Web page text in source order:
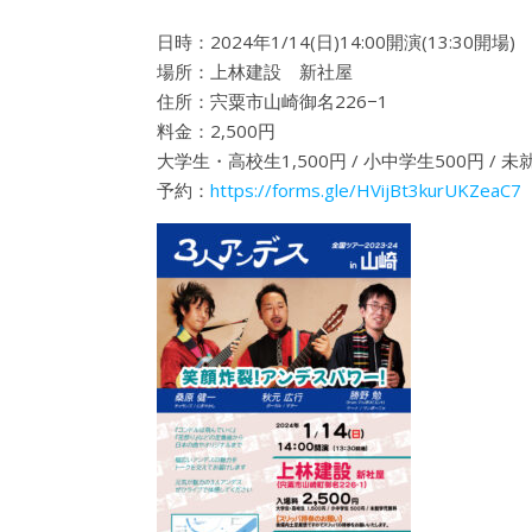
日時：2024年1/14(日)14:00開演(13:30開場)
場所：上林建設 新社屋
住所：宍粟市山崎御名226−1
料金：2,500円
大学生・高校生1,500円 / 小中学生500円 / 未
予約： https://forms.gle/HVijBt3kurUKZeaC7